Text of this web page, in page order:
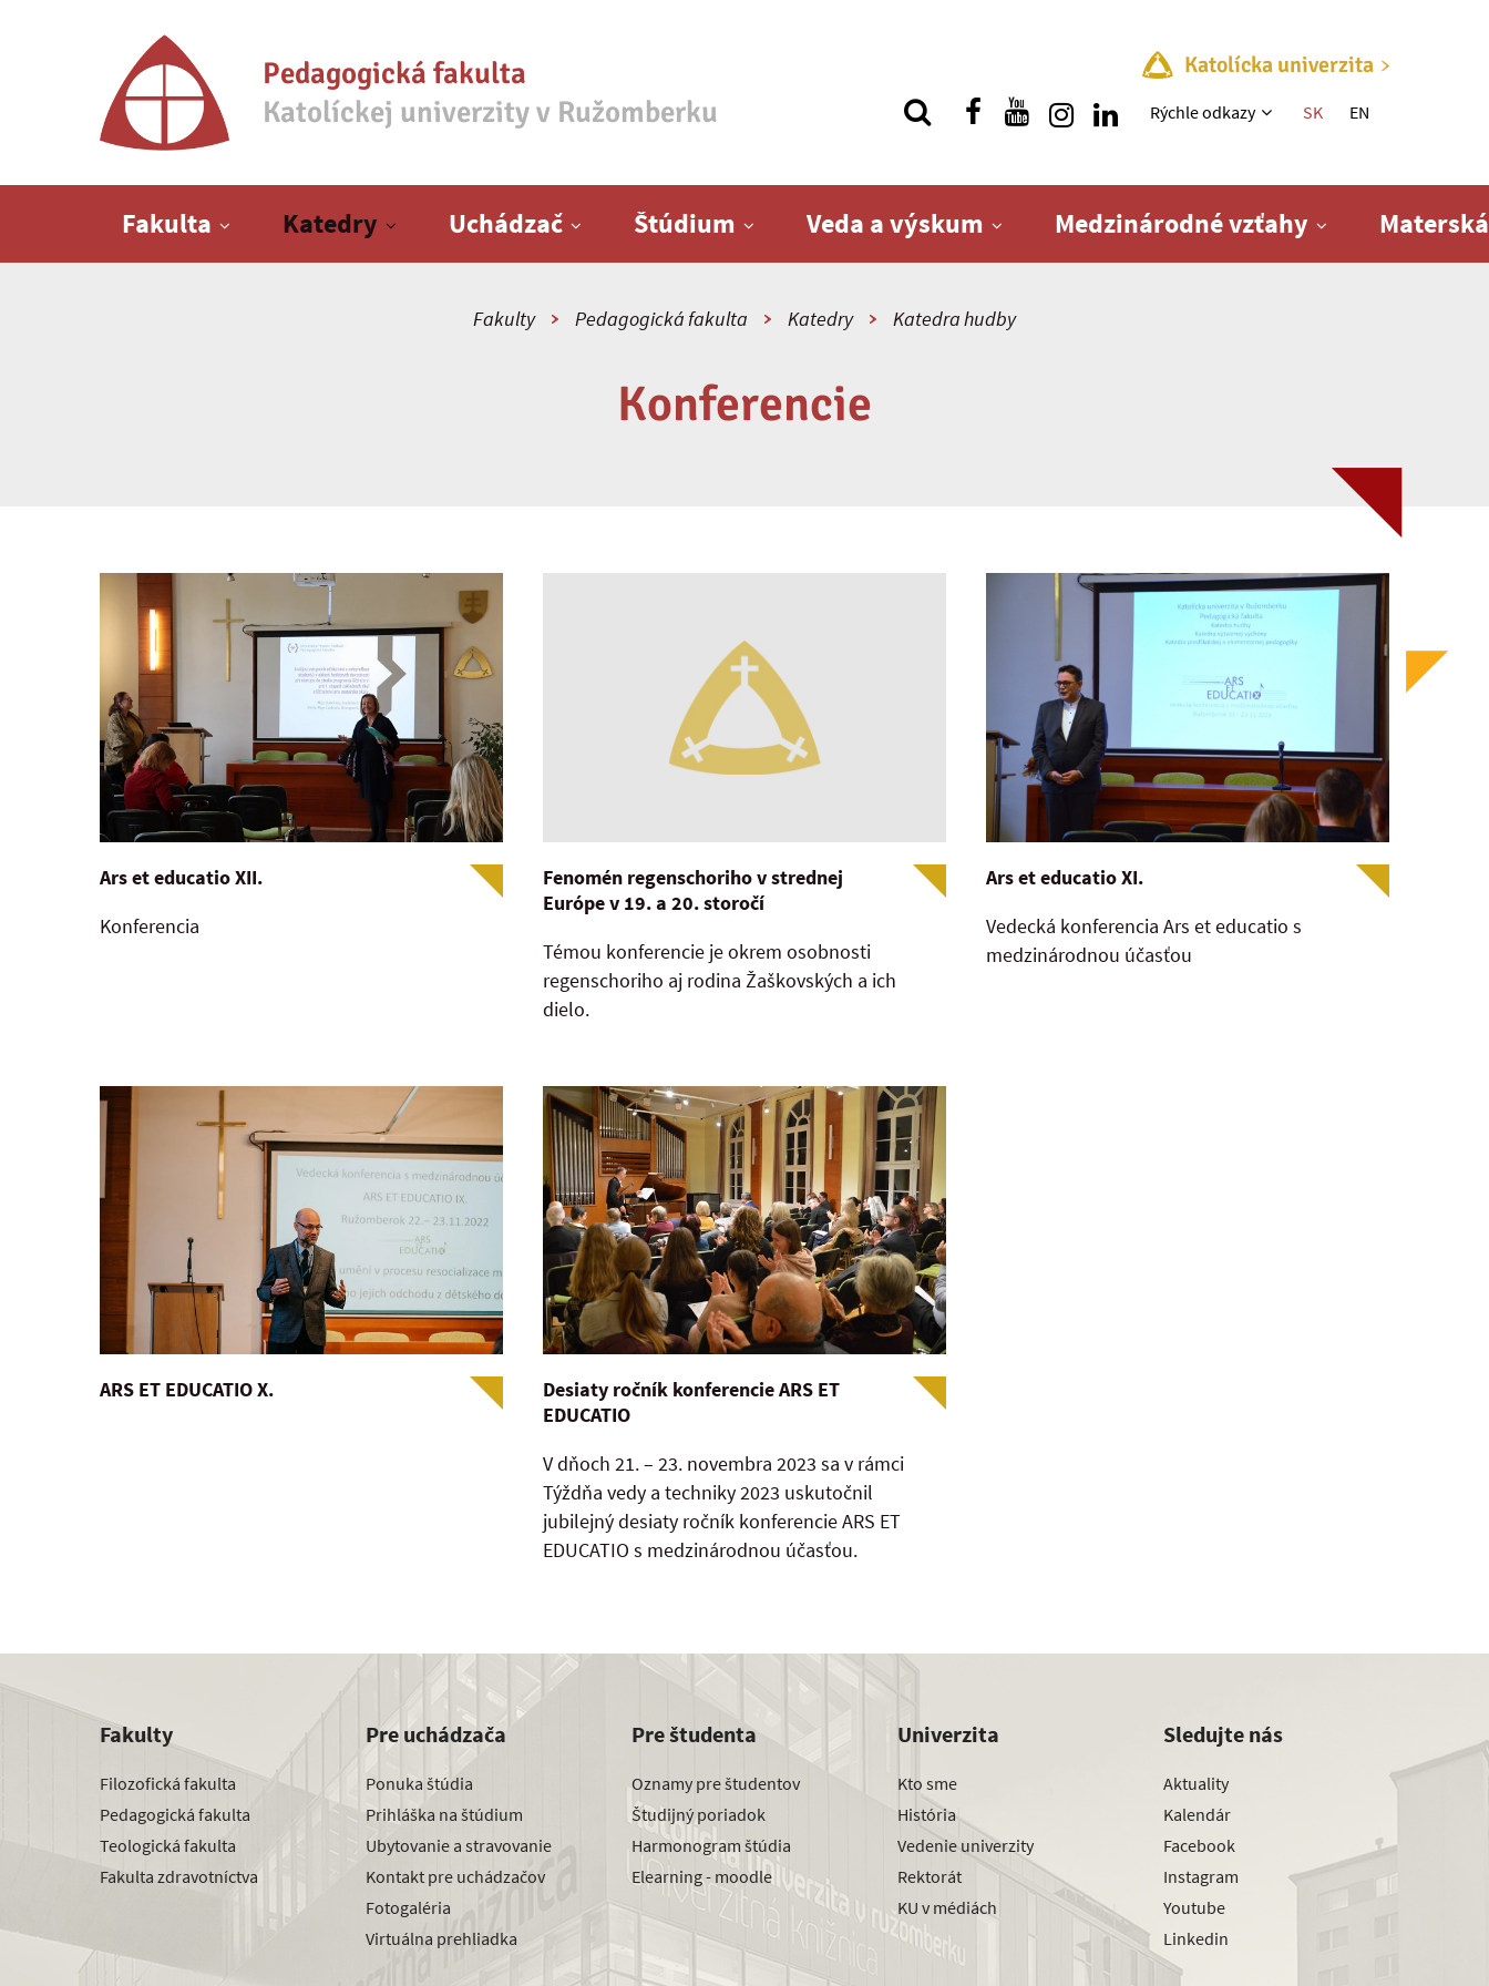
Pedagogická fakulta
Katolíckej univerzity v Ružomberku
Katolícka univerzita
Rýchle menu
Rýchle odkazy SK EN
Fakulta Katedry Uchádzač Štúdium Veda a výskum Medzinárodné vzťahy
Fakulty Pedagogická fakulta Katedry Katedra hudby
Konferencie
Ars et educatio XII.
Konferencia
Fenomén regenschoriho v strednej
Európe v 19. a 20. storočí
Témou konferencie je okrem osobnosti
regenschoriho aj rodina Žaškovských a ich
dielo.
Ars et educatio XI.
Vedecká konferencia Ars et educatio s
medzinárodnou účasťou
ARS ET EDUCATIO X.
Desiaty ročník konferencie ARS ET
EDUCATIO
V dňoch 21. – 23. novembra 2023 sa v rámci
Týždňa vedy a techniky 2023 uskutočnil
jubilejný desiaty ročník konferencie ARS ET
EDUCATIO s medzinárodnou účasťou.
Fakulty
Filozofická fakulta
Pedagogická fakulta
Teologická fakulta
Fakulta zdravotníctva
Pre uchádzača
Ponuka štúdia
Prihláška na štúdium
Ubytovanie a stravovanie
Kontakt pre uchádzačov
Fotogaléria
Virtuálna prehliadka
Pre študenta
Oznamy pre študentov
Študijný poriadok
Harmonogram štúdia
Elearning - moodle
Univerzita
Kto sme
História
Vedenie univerzity
Rektorát
KU v médiách
Sledujte nás
Aktuality
Kalendár
Facebook
Instagram
Youtube
Linkedin